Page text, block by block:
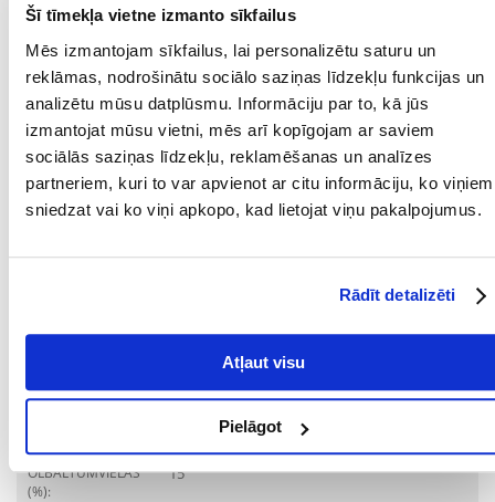
Šī tīmekļa vietne izmanto sīkfailus
Mēs izmantojam sīkfailus, lai personalizētu saturu un
reklāmas, nodrošinātu sociālo saziņas līdzekļu funkcijas un
analizētu mūsu datplūsmu. Informāciju par to, kā jūs
izmantojat mūsu vietni, mēs arī kopīgojam ar saviem
sociālās saziņas līdzekļu, reklamēšanas un analīzes
partneriem, kuri to var apvienot ar citu informāciju, ko viņiem
sniedzat vai ko viņi apkopo, kad lietojat viņu pakalpojumus.
Rādīt detalizēti
Atļaut visu
Pielāgot
Nodrošiniet kaķim pastāvīgu piekļuvi svaigam ūdenim.
Parametri
IEPAKOJUMA SVARS
(KG):
0.7
SUGA: Barība/pārtika
PRODUCENT: APPLAWS
Mērķis
OLBALTUMVIELAS
(%):
15